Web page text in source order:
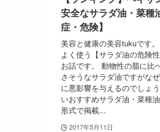
安全なサラダ油・菜種
症・危険】
美容と健康の美容tukuです
よく使う【サラダ油の危険
お話です。 動物性の脂に比
さそうなサラダ油ですがな
に悪影響を与えるのでしょ
いおすすめサラダ油・菜種
形式で掲載...
2017年5月11日